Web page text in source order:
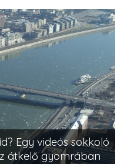
Egy videós sokkoló
átkelő gyomrában